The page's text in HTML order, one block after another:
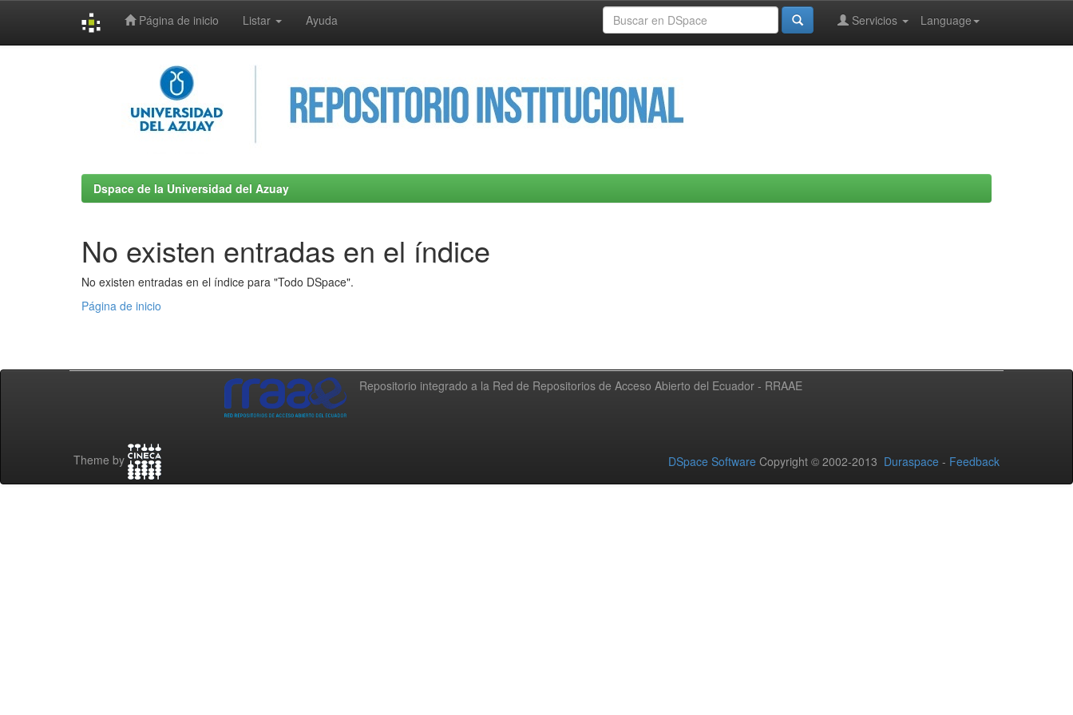
Página de inicio Listar Ayuda Language
Servicios
Dspace de la Universidad del Azuay
No existen entradas en el índice
No existen entradas en el índice para "Todo DSpace".
Página de inicio
Repositorio integrado a la Red de Repositorios de Acceso Abierto del Ecuador - RRAAE
Theme by DSpace Software Copyright © 2002-2013 Duraspace - Feedback